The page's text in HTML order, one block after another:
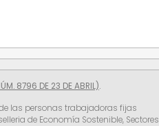
8796 DE 23 DE ABRIL).
las personas trabajadoras fijas
de Economía Sostenible, Sectores